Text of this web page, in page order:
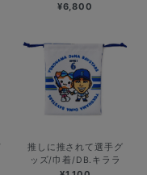
¥6,800
推しに推されて選手グ
ッズ/巾着/DB.キララ